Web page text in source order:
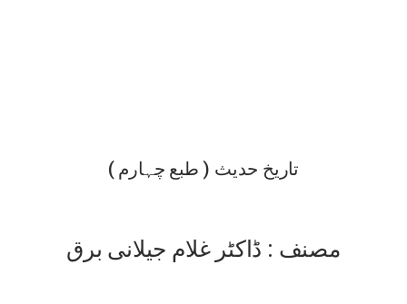
تاریخ حدیث ( طبع چہارم )
مصنف : ڈاکٹر غلام جیلانی برق